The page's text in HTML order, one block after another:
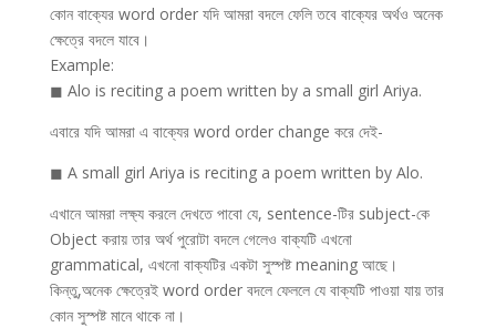
কোন বাক্যের word order যদি আমরা বদলে ফেলি তবে বাক্যের অর্থও অনেক
ক্ষেত্রে বদলে যাবে।
Example:
◼ Alo is reciting a poem written by a small girl Ariya.
এবারে যদি আমরা এ বাক্যের word order change করে দেই-
◼ A small girl Ariya is reciting a poem written by Alo.
এখানে আমরা লক্ষ্য করলে দেখতে পাবো যে, sentence-টির subject-কে
Object করায় তার অর্থ পুরোটা বদলে গেলেও বাক্যটি এখনো
grammatical, এখনো বাক্যটির একটা সুস্পষ্ট meaning আছে।
কিন্তু,অনেক ক্ষেত্রেই word order বদলে ফেললে যে বাক্যটি পাওয়া যায় তার
কোন সুস্পষ্ট মানে থাকে না।